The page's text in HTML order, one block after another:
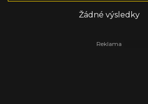
Žádné výsledky